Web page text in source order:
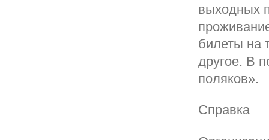
выходных
билеты на
другое. В
поляков».
Справка